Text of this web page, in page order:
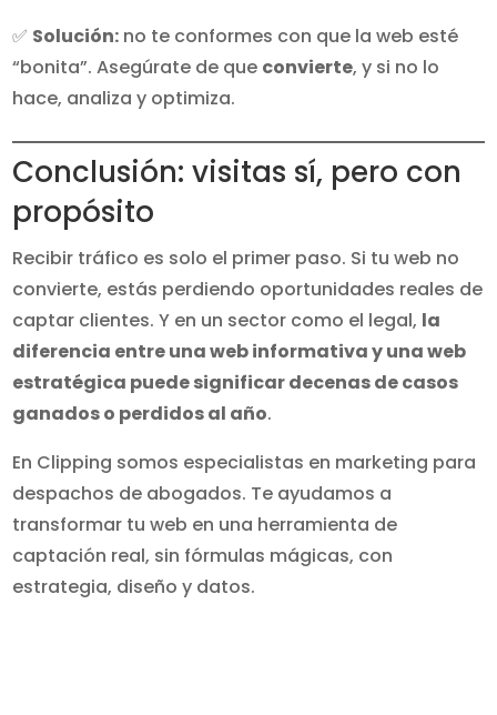
✅ Solución: no te conformes con que la web esté
“bonita”. Asegúrate de que convierte, y si no lo
hace, analiza y optimiza.
Conclusión: visitas sí, pero con
propósito
Recibir tráfico es solo el primer paso. Si tu web no
convierte, estás perdiendo oportunidades reales de
captar clientes. Y en un sector como el legal, la
diferencia entre una web informativa y una web
estratégica puede significar decenas de casos
ganados o perdidos al año.
En Clipping somos especialistas en marketing para
despachos de abogados. Te ayudamos a
transformar tu web en una herramienta de
captación real, sin fórmulas mágicas, con
estrategia, diseño y datos.